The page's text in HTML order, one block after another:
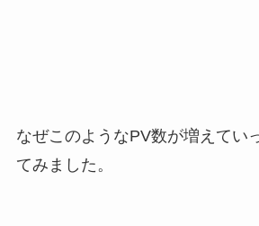
なぜこのようなPV数が増えてい
てみました。